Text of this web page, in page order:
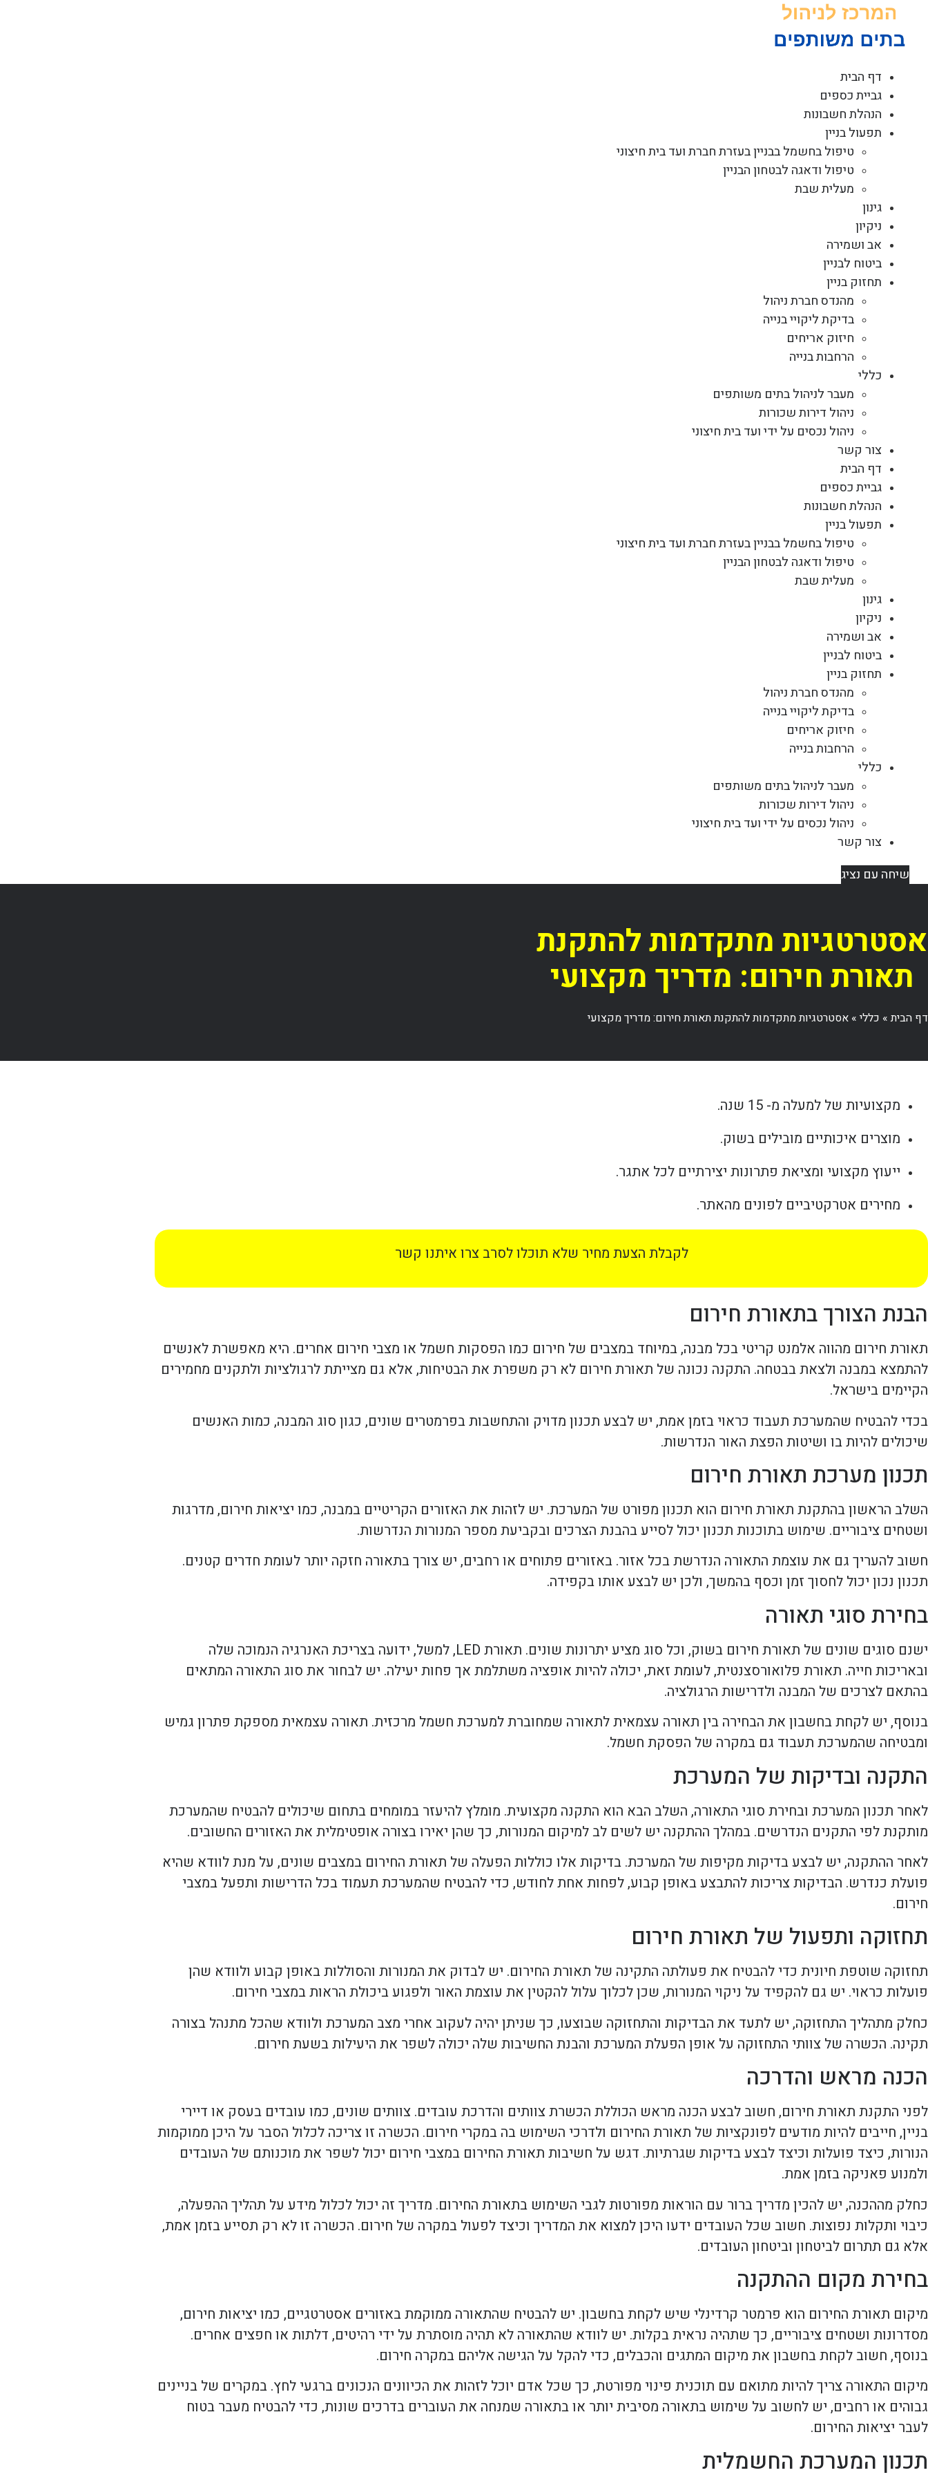
דף הבית
גביית כספים
הנהלת חשבונות
תפעול בניין
טיפול בחשמל בבניין בעזרת חברת ועד בית חיצוני
טיפול ודאגה לבטחון הבניין
מעלית שבת
גינון
ניקיון
אב ושמירה
ביטוח לבניין
תחזוק בניין
מהנדס חברת ניהול
בדיקת ליקויי בנייה
חיזוק אריחים
הרחבות בנייה
כללי
מעבר לניהול בתים משותפים
ניהול דירות שכורות
ניהול נכסים על ידי ועד בית חיצוני
צור קשר
דף הבית
גביית כספים
הנהלת חשבונות
תפעול בניין
טיפול בחשמל בבניין בעזרת חברת ועד בית חיצוני
טיפול ודאגה לבטחון הבניין
מעלית שבת
גינון
ניקיון
אב ושמירה
ביטוח לבניין
תחזוק בניין
מהנדס חברת ניהול
בדיקת ליקויי בנייה
חיזוק אריחים
הרחבות בנייה
כללי
מעבר לניהול בתים משותפים
ניהול דירות שכורות
ניהול נכסים על ידי ועד בית חיצוני
צור קשר
שיחה עם נציג
אסטרטגיות מתקדמות להתקנת
תאורת חירום: מדריך מקצועי
דף הבית» כללי » אסטרטגיות מתקדמות להתקנת תאורת חירום: מדריך מקצועי
מקצועיות של למעלה מ- 15 שנה.
מוצרים איכותיים מובילים בשוק.
ייעוץ מקצועי ומציאת פתרונות יצירתיים לכל אתגר.
מחירים אטרקטיביים לפונים מהאתר.
לקבלת הצעת מחיר שלא תוכלו לסרב צרו איתנו קשר
הבנת הצורך בתאורת חירום
תאורת חירום מהווה אלמנט קריטי בכל מבנה, במיוחד במצבים של חירום כמו הפסקות חשמל או מצבי חירום אחרים. היא מאפשרת לאנשים
להתמצא במבנה ולצאת בבטחה. התקנה נכונה של תאורת חירום לא רק משפרת את הבטיחות, אלא גם מצייתת לרגולציות ולתקנים מחמירים
הקיימים בישראל.
בכדי להבטיח שהמערכת תעבוד כראוי בזמן אמת, יש לבצע תכנון מדויק והתחשבות בפרמטרים שונים, כגון סוג המבנה, כמות האנשים
שיכולים להיות בו ושיטות הפצת האור הנדרשות.
תכנון מערכת תאורת חירום
השלב הראשון בהתקנת תאורת חירום הוא תכנון מפורט של המערכת. יש לזהות את האזורים הקריטיים במבנה, כמו יציאות חירום, מדרגות
ושטחים ציבוריים. שימוש בתוכנות תכנון יכול לסייע בהבנת הצרכים ובקביעת מספר המנורות הנדרשות.
חשוב להעריך גם את עוצמת התאורה הנדרשת בכל אזור. באזורים פתוחים או רחבים, יש צורך בתאורה חזקה יותר לעומת חדרים קטנים.
תכנון נכון יכול לחסוך זמן וכסף בהמשך, ולכן יש לבצע אותו בקפידה.
בחירת סוגי תאורה
ישנם סוגים שונים של תאורת חירום בשוק, וכל סוג מציע יתרונות שונים. תאורת LED, למשל, ידועה בצריכת האנרגיה הנמוכה שלה
ובאריכות חייה. תאורת פלואורסצנטית, לעומת זאת, יכולה להיות אופציה משתלמת אך פחות יעילה. יש לבחור את סוג התאורה המתאים
בהתאם לצרכים של המבנה ולדרישות הרגולציה.
בנוסף, יש לקחת בחשבון את הבחירה בין תאורה עצמאית לתאורה שמחוברת למערכת חשמל מרכזית. תאורה עצמאית מספקת פתרון גמיש
ומבטיחה שהמערכת תעבוד גם במקרה של הפסקת חשמל.
התקנה ובדיקות של המערכת
לאחר תכנון המערכת ובחירת סוגי התאורה, השלב הבא הוא התקנה מקצועית. מומלץ להיעזר במומחים בתחום שיכולים להבטיח שהמערכת
מותקנת לפי התקנים הנדרשים. במהלך ההתקנה יש לשים לב למיקום המנורות, כך שהן יאירו בצורה אופטימלית את האזורים החשובים.
לאחר ההתקנה, יש לבצע בדיקות מקיפות של המערכת. בדיקות אלו כוללות הפעלה של תאורת החירום במצבים שונים, על מנת לוודא שהיא
פועלת כנדרש. הבדיקות צריכות להתבצע באופן קבוע, לפחות אחת לחודש, כדי להבטיח שהמערכת תעמוד בכל הדרישות ותפעל במצבי
חירום.
תחזוקה ותפעול של תאורת חירום
תחזוקה שוטפת חיונית כדי להבטיח את פעולתה התקינה של תאורת החירום. יש לבדוק את המנורות והסוללות באופן קבוע ולוודא שהן
פועלות כראוי. יש גם להקפיד על ניקוי המנורות, שכן לכלוך עלול להקטין את עוצמת האור ולפגוע ביכולת הראות במצבי חירום.
כחלק מתהליך התחזוקה, יש לתעד את הבדיקות והתחזוקה שבוצעו, כך שניתן יהיה לעקוב אחרי מצב המערכת ולוודא שהכל מתנהל בצורה
תקינה. הכשרה של צוותי התחזוקה על אופן הפעלת המערכת והבנת החשיבות שלה יכולה לשפר את היעילות בשעת חירום.
הכנה מראש והדרכה
לפני התקנת תאורת חירום, חשוב לבצע הכנה מראש הכוללת הכשרת צוותים והדרכת עובדים. צוותים שונים, כמו עובדים בעסק או דיירי
בניין, חייבים להיות מודעים לפונקציות של תאורת החירום ולדרכי השימוש בה במקרי חירום. הכשרה זו צריכה לכלול הסבר על היכן ממוקמות
הנורות, כיצד פועלות וכיצד לבצע בדיקות שגרתיות. דגש על חשיבות תאורת החירום במצבי חירום יכול לשפר את מוכנותם של העובדים
ולמנוע פאניקה בזמן אמת.
כחלק מההכנה, יש להכין מדריך ברור עם הוראות מפורטות לגבי השימוש בתאורת החירום. מדריך זה יכול לכלול מידע על תהליך ההפעלה,
כיבוי ותקלות נפוצות. חשוב שכל העובדים ידעו היכן למצוא את המדריך וכיצד לפעול במקרה של חירום. הכשרה זו לא רק תסייע בזמן אמת,
אלא גם תתרום לביטחון וביטחון העובדים.
בחירת מקום ההתקנה
מיקום תאורת החירום הוא פרמטר קרדינלי שיש לקחת בחשבון. יש להבטיח שהתאורה ממוקמת באזורים אסטרטגיים, כמו יציאות חירום,
מסדרונות ושטחים ציבוריים, כך שתהיה נראית בקלות. יש לוודא שהתאורה לא תהיה מוסתרת על ידי רהיטים, דלתות או חפצים אחרים.
בנוסף, חשוב לקחת בחשבון את מיקום המתגים והכבלים, כדי להקל על הגישה אליהם במקרה חירום.
מיקום התאורה צריך להיות מתואם עם תוכנית פינוי מפורטת, כך שכל אדם יוכל לזהות את הכיוונים הנכונים ברגעי לחץ. במקרים של בניינים
גבוהים או רחבים, יש לחשוב על שימוש בתאורה מסיבית יותר או בתאורה שמנחה את העוברים בדרכים שונות, כדי להבטיח מעבר בטוח
לעבר יציאות החירום.
תכנון המערכת החשמלית